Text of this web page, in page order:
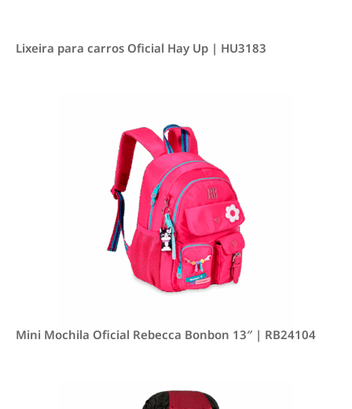
Lixeira para carros Oficial Hay Up | HU3183
Mini Mochila Oficial Rebecca Bonbon 13″ | RB24104